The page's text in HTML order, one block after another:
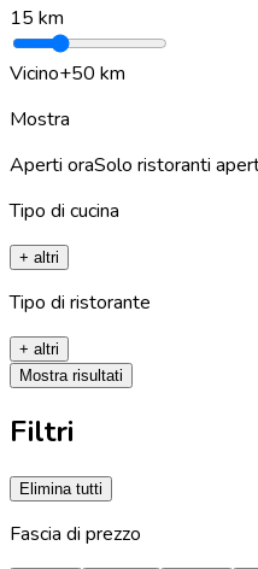
15 km
Vicino+50 km
Mostra
Aperti oraSolo ristoranti
Tipo di cucina
+ altri
Tipo di ristorante
+ altri
Mostra risultati
Filtri
Elimina tutti
Fascia di prezzo